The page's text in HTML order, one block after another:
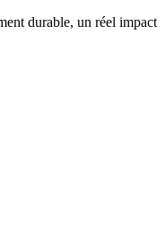
durable, un réel impact